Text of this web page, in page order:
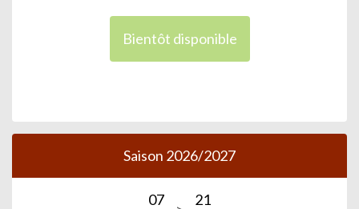
Bientôt disponible
Saison 2026/2027
07
21